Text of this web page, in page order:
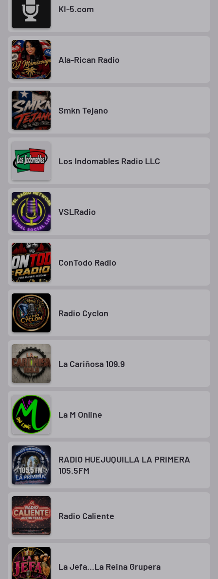
KI-5.com
Ala-Rican Radio
Smkn Tejano
Los Indomables Radio LLC
VSLRadio
ConTodo Radio
Radio Cyclon
La Cariñosa 109.9
La M Online
RADIO HUEJUQUILLA LA PRIMERA
105.5FM
Radio Caliente
La Jefa...La Reina Grupera